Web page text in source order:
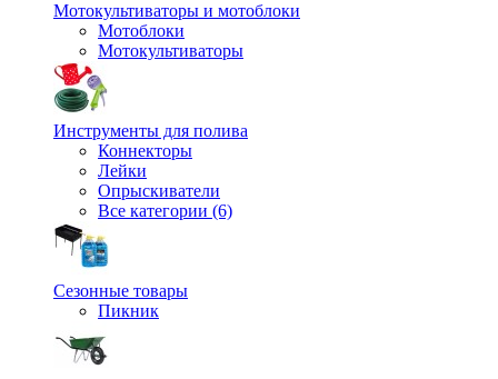
Мотокультиваторы и мотоблоки
Мотоблоки
Мотокультиваторы
Инструменты для полива
Коннекторы
Лейки
Опрыскиватели
Все категории (6)
Сезонные товары
Пикник